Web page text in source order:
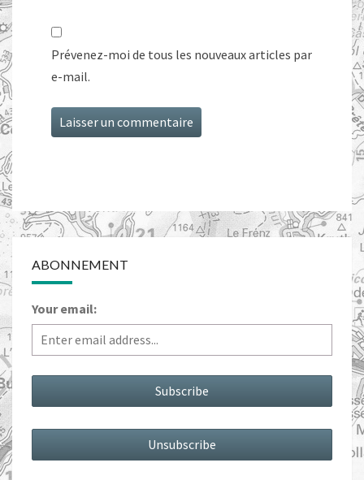
Prévenez-moi de tous les nouveaux articles par
e-mail.
ABONNEMENT
Your email: